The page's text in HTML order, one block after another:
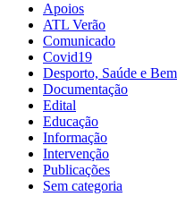
Apoios
ATL Verão
Comunicado
Covid19
Desporto, Saúde e
Documentação
Edital
Educação
Informação
Intervenção
Publicações
Sem categoria